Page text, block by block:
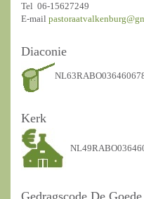
Tel 06-15627249
E-mail
Diaconie
Kerk